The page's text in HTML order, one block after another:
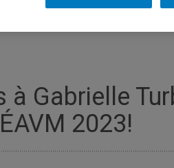
à Gabrielle
2023!